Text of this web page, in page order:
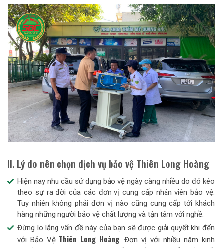
II. Lý do nên chọn dịch vụ bảo vệ Thiên Long Hoàng
Hiện nay nhu cầu sử dụng bảo vệ ngày càng nhiều do đó kéo
theo sự ra đời của các đơn vị cung cấp nhân viên bảo vệ.
Tuy nhiên không phải đơn vị nào cũng cung cấp tới khách
hàng những người bảo vệ chất lượng và tận tâm với nghề.
Đừng lo lắng vấn đề này của bạn sẽ được giải quyết khi đến
với Bảo Vệ Thiên Long Hoàng. Đơn vị với nhiều năm kinh